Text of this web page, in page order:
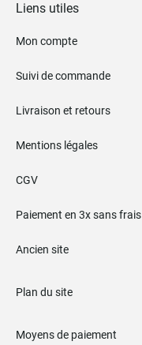
Liens utiles
Mon compte
Suivi de commande
Livraison et retours
Mentions légales
CGV
Paiement en 3x sans frais
Ancien site
Plan du site
Moyens de paiement